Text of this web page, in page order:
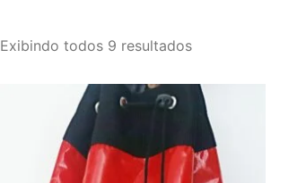
Exibindo todos 9 resultados